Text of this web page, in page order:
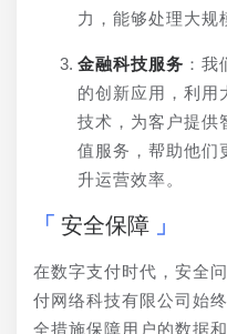
力，能够处理大规
金融科技服务 ：
的创新应用，利用
技术，为客户提供
值服务，帮助他们
升运营效率。
安全保障
在数字支付时代，安全
付网络科技有限公司始
全措施保障用户的数据